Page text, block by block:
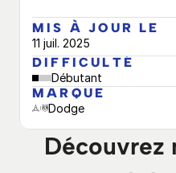
MIS À JOUR LE
11 juil. 2025
DIFFICULTÉ
Débutant
MARQUE
Dodge
Découvrez